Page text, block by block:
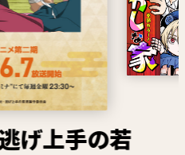
げ上手の若